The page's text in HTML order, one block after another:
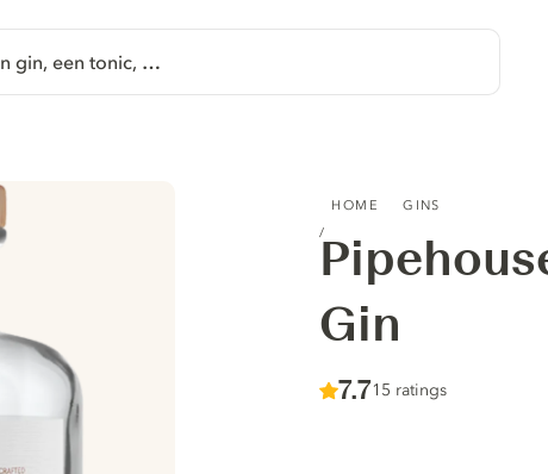
een tonic, …
HOME GINS
Gin
Score :
7.7/ 10
15 ratings